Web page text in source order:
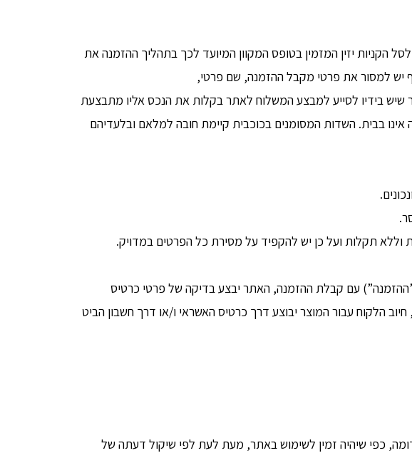
יזין המזמין בטופס המקוון המיועד לכך בתהליך ההזמנה את
יש למסור את פרטי מקבל ההזמנה, שם פרטי,
בידיו לסייע למבצע המשלוח לאתר בקלות את הנכס אליו מתבצעת
בבית. השדות המסומנים בכוכבית קיימת חובה למלאם ובלעדיהם
וללא תקלות ועל כן יש להקפיד על מסירת כל הפרטים במדויק.
עם קבלת ההזמנה, האתר יבצע בדיקה של פרטי כרטיס
הלקוח עבור המוצר יבוצע דרך כרטיס האשראי ו/או דרך חשבון הביט
כפי שיהיה זמין לשימוש באתר, מעת לעת לפי שיקול דעתה של